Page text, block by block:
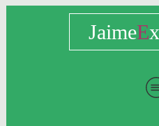
JaimeE